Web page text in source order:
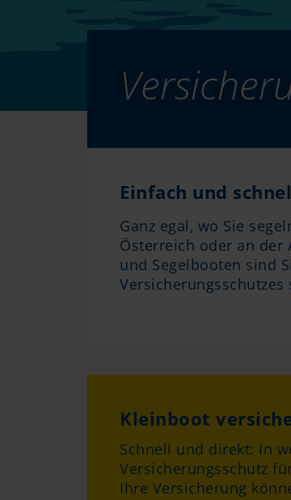
Einfach und
Ganz egal, wo Sie
Österreich oder an der
und Segelbooten sind
Kleinboot
Schnell und direkt: In
Versicherungsschutz
Ihre Versicherung